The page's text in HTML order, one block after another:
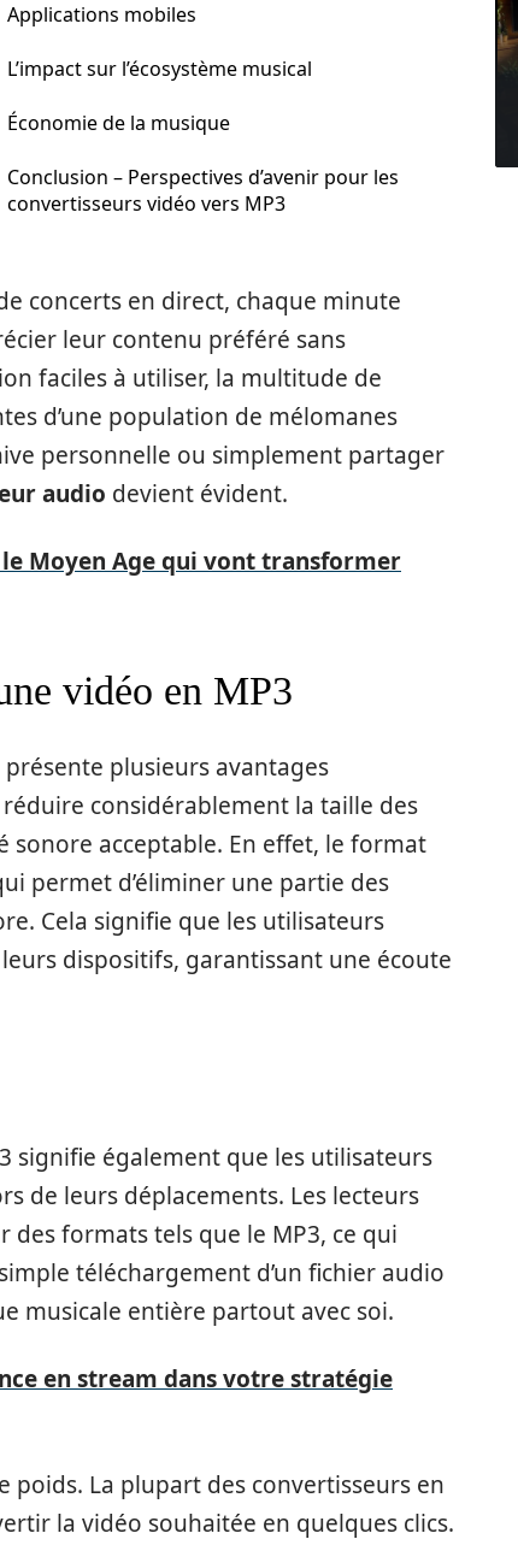
Applications mobiles
L’impact sur l’écosystème musical
Économie de la musique
Conclusion – Perspectives d’avenir pour les
convertisseurs vidéo vers MP3
concerts en direct, chaque minute
leur contenu préféré sans
faciles à utiliser, la multitude de
d’une population de mélomanes
personnelle ou simplement partager
audio devient évident.
Moyen Age qui vont transformer
vidéo en MP3
plusieurs avantages
considérablement la taille des
acceptable. En effet, le format
permet d’éliminer une partie des
Cela signifie que les utilisateurs
dispositifs, garantissant une écoute
signifie également que les utilisateurs
de leurs déplacements. Les lecteurs
formats tels que le MP3, ce qui
téléchargement d’un fichier audio
musicale entière partout avec soi.
en stream dans votre stratégie
poids. La plupart des convertisseurs en
la vidéo souhaitée en quelques clics.